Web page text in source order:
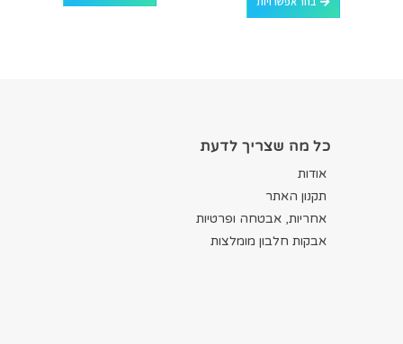
כל מה שצריך לדעת
אודות
תקנון האתר
אחריות, אבטחה ופרטיות
אבקות חלבון מומלצות